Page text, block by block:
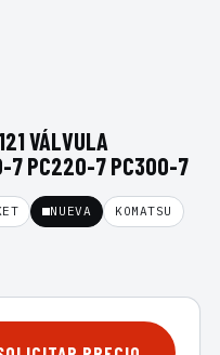
VÁLVULA
7 PC220-7 PC300-7
NUEVA KOMATSU